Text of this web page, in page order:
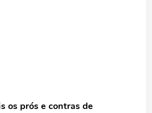
os prós e contras de